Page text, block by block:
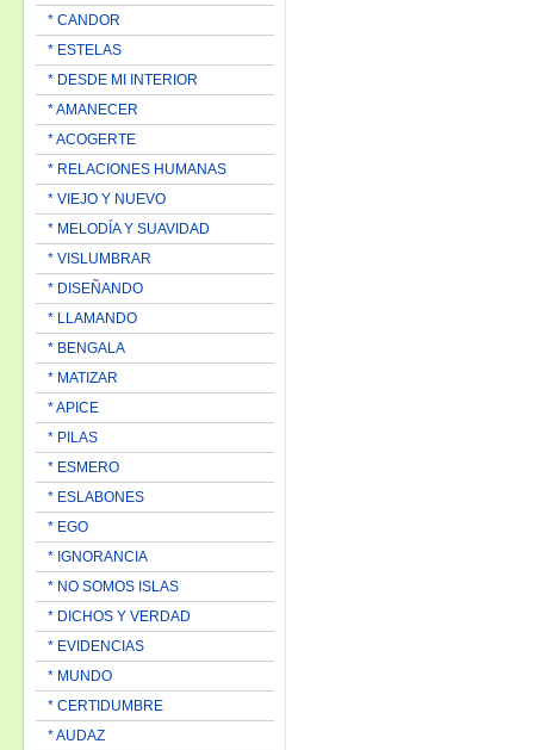
* CANDOR
* ESTELAS
* DESDE MI INTERIOR
* AMANECER
* ACOGERTE
* RELACIONES HUMANAS
* VIEJO Y NUEVO
* MELODÍA Y SUAVIDAD
* VISLUMBRAR
* DISEÑANDO
* LLAMANDO
* BENGALA
* MATIZAR
* APICE
* PILAS
* ESMERO
* ESLABONES
* EGO
* IGNORANCIA
* NO SOMOS ISLAS
* DICHOS Y VERDAD
* EVIDENCIAS
* MUNDO
* CERTIDUMBRE
* AUDAZ